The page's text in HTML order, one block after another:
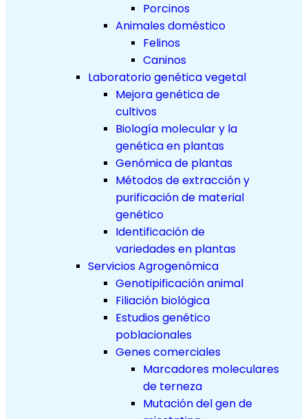
Porcinos
Animales doméstico
Felinos
Caninos
Laboratorio genética vegetal
Mejora genética de
cultivos
Biología molecular y la
genética en plantas
Genómica de plantas
Métodos de extracción y
purificación de material
genético
Identificación de
variedades en plantas
Servicios Agrogenómica
Genotipificación animal
Filiación biológica
Estudios genético
poblacionales
Genes comerciales
Marcadores moleculares
de terneza
Mutación del gen de